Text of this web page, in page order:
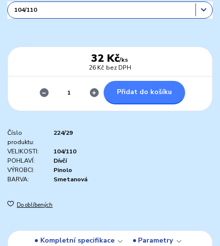
32 Kč/ks
26 Kč bez DPH
Přidat do košíku
Číslo
produktu:
224/29
VELIKOSTI:
104/110
POHLAVÍ:
Dívčí
VÝROBCI:
Pinolo
BARVA:
Smetanová
Do oblíbených
Kompletní specifikace
Parametry